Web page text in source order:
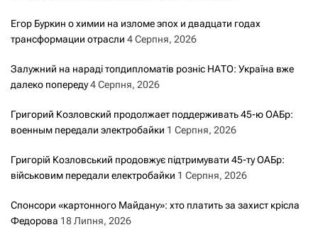
Егор Буркин о химии на изломе эпох и двадцати годах
трансформации отрасли 4 Серпня, 2026
Залужний на нараді топдипломатів розніс НАТО: Україна вже
далеко попереду4 Серпня, 2026
Григорий Козловский продолжает поддерживать 45-ю ОАБр:
военным передали электробайки 1 Серпня, 2026
Григорій Козловський продовжує підтримувати 45-ту ОАБр:
військовим передали електробайки 1 Серпня, 2026
Спонсори «картонного Майдану»: хто платить за захист крісла
Федорова 18 Липня, 2026